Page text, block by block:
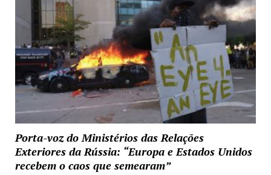
Porta-voz do Ministérios das Relações
Exteriores da Rússia: “Europa e Estados Unidos
recebem o caos que semearam”